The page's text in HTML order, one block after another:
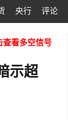
央行 评论
查看多空信号
示超